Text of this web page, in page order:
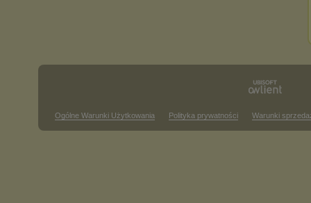
Ogólne Warunki Użytkowania Polityka prywatności Warunki